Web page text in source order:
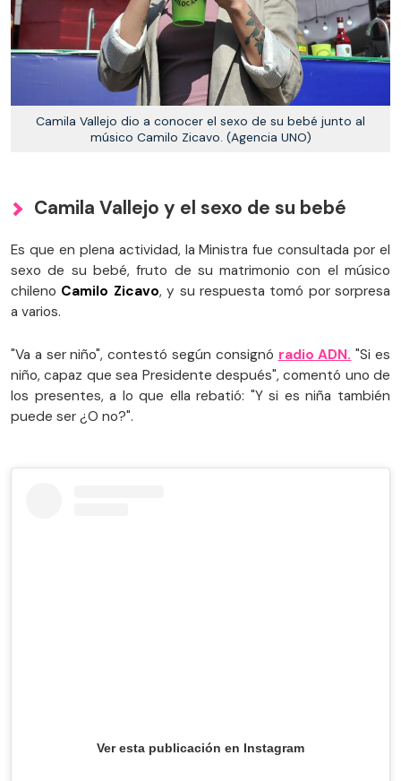
Camila Vallejo dio a conocer el sexo de su bebé junto al
músico Camilo Zicavo. (Agencia UNO)
Camila Vallejo y el sexo de su bebé
Es que en plena actividad, la Ministra fue consultada por el
sexo de su bebé, fruto de su matrimonio con el músico
chileno Camilo Zicavo, y su respuesta tomó por sorpresa
a varios.
"Va a ser niño", contestó según consignó radio ADN. "Si es
niño, capaz que sea Presidente después", comentó uno de
los presentes, a lo que ella rebatió: "Y si es niña también
puede ser ¿O no?".
Ver esta publicación en Instagram